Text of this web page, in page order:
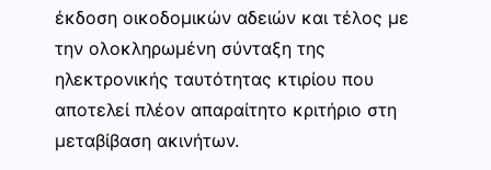
έκδοση οικοδομικών αδειών και τέλος με
την ολοκληρωμένη σύνταξη της
ηλεκτρονικής ταυτότητας κτιρίου που
αποτελεί πλέον απαραίτητο κριτήριο στη
μεταβίβαση ακινήτων.